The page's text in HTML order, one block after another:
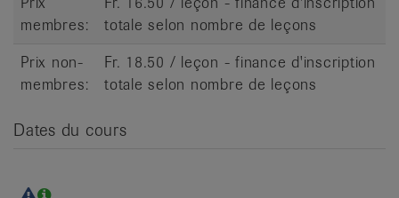
membres:
totale selon nombre de leçons
Prix non-
membres:
Fr. 18.50 / leçon - finance d'inscription
totale selon nombre de leçons
Dates du cours